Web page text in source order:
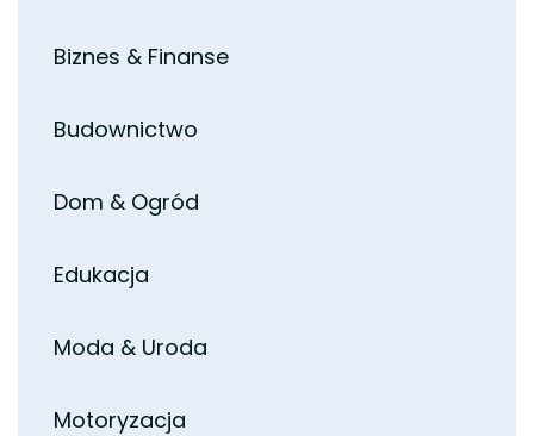
Biznes & Finanse
Budownictwo
Dom & Ogród
Edukacja
Moda & Uroda
Motoryzacja